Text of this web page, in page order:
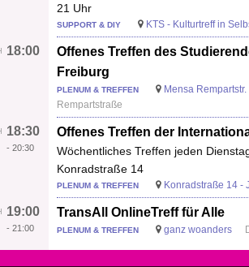
21 Uhr
SUPPORT & DIY KTS - Kulturtreff in
Offenes Treffen des
Freiburg
18:00
PLENUM & TREFFEN Mensa Rempartstr.
Rempartstraße
Offenes Treffen der
Wöchentliches Treffen jeden
Konradstraße 14
18:30
- 20:30
PLENUM & TREFFEN Konradstraße 14 -
TransAll OnlineTreff für Alle
19:00
- 21:00 PLENUM & TREFFEN ganz woanders